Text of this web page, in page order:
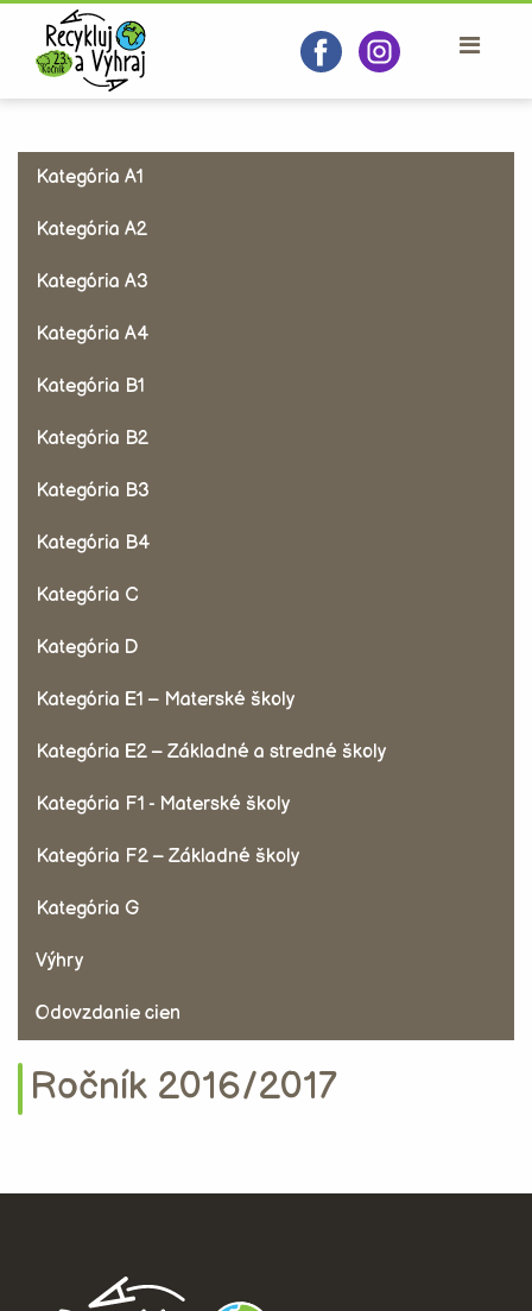
Kategória A1
Kategória A2
Kategória A3
Kategória A4
Kategória B1
Kategória B2
Kategória B3
Kategória B4
Kategória C
Kategória D
Kategória E1 – Materské školy
Kategória E2 – Základné a stredné školy
Kategória F1 - Materské školy
Kategória F2 – Základné školy
Kategória G
Výhry
Odovzdanie cien
Ročník 2016/2017